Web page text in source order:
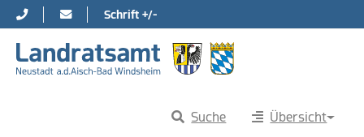
Direkt zur Hauptnavigation springen
Direkt zum Inhalt springen
Schrift +/-
Suche Übersicht